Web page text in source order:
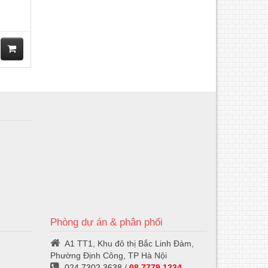
Phòng dự án & phân phối
A1 TT1, Khu đô thị Bắc Linh Đàm,
Phường Định Công, TP Hà Nội